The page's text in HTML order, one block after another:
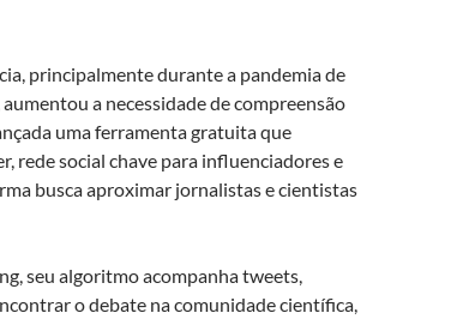
principalmente durante a pandemia de
a necessidade de compreensão
uma ferramenta gratuita que
rede social chave para influenciadores e
busca aproximar jornalistas e cientistas
seu algoritmo acompanha tweets,
o debate na comunidade científica,